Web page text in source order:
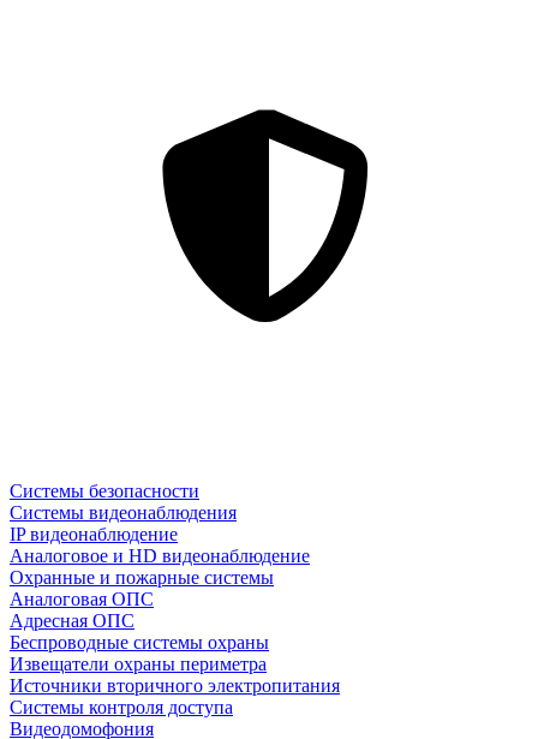
Системы безопасности
Системы видеонаблюдения
IP видеонаблюдение
Аналоговое и HD видеонаблюдение
Охранные и пожарные системы
Аналоговая ОПС
Адресная ОПС
Беспроводные системы охраны
Извещатели охраны периметра
Источники вторичного электропитания
Системы контроля доступа
Видеодомофония